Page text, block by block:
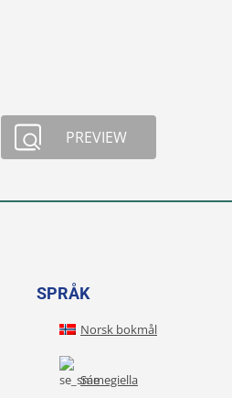
PREVIEW
SPRÅK
Norsk bokmål
Sámegiella